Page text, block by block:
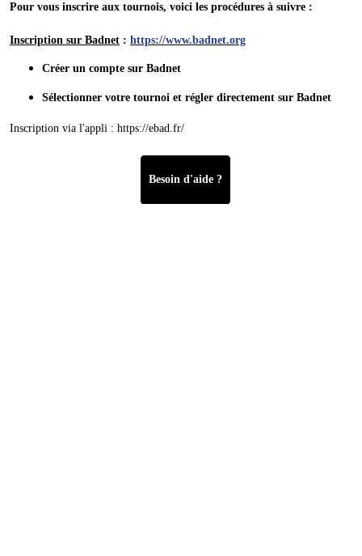
Pour vous inscrire aux tournois, voici les procédures à suivre :
Inscription sur Badnet : https://www.badnet.org
Créer un compte sur Badnet
Sélectionner votre tournoi et régler directement sur Badnet
Inscription via l'appli : https://ebad.fr/
Besoin d'aide ?